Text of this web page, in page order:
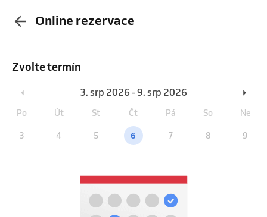
Online rezervace
Zvolte termín
3. srp 2026 - 9. srp 2026
Po Út St Čt Pá So Ne
3 4 5 6 7 8 9